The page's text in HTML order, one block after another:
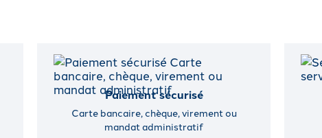
Paiement sécurisé
Carte bancaire, chèque, virement ou
mandat administratif